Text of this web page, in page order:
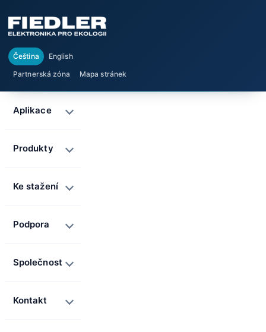
Čeština
English
Partnerská zóna
Mapa stránek
Aplikace
Produkty
Ke stažení
Podpora
Společnost
Kontakt